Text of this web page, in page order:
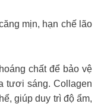
mịn, hạn chế lão
chất để bảo vệ
tươi sáng. Collagen
giúp duy trì độ ẩm,